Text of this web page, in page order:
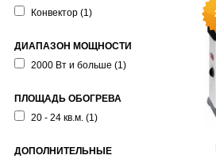
Конвектор (1)
ДИАПАЗОН МОЩНОСТИ
2000 Вт и больше (1)
ПЛОЩАДЬ ОБОГРЕВА
20 - 24 кв.м. (1)
ДОПОЛНИТЕЛЬНЫЕ